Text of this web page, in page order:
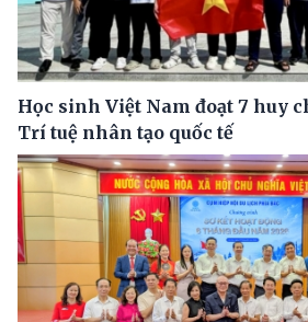
Học sinh Việt Nam đoạt 7 huy
Trí tuệ nhân tạo quốc tế